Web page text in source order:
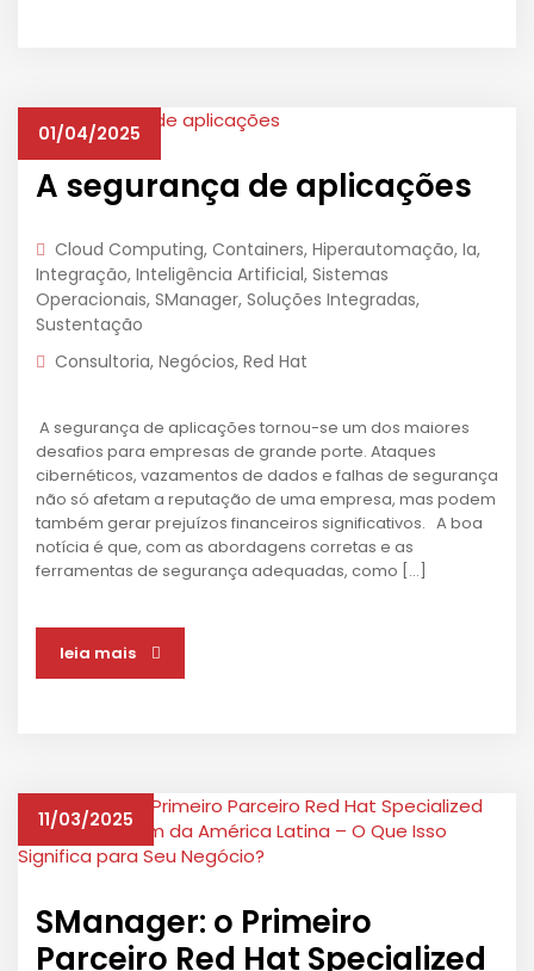
01/04/2025
A segurança de aplicações
Cloud Computing, Containers, Hiperautomação, Ia,
Integração, Inteligência Artificial, Sistemas
Operacionais, SManager, Soluções Integradas,
Sustentação
Consultoria, Negócios, Red Hat
A segurança de aplicações tornou-se um dos maiores
desafios para empresas de grande porte. Ataques
cibernéticos, vazamentos de dados e falhas de segurança
não só afetam a reputação de uma empresa, mas podem
também gerar prejuízos financeiros significativos. A boa
notícia é que, com as abordagens corretas e as
ferramentas de segurança adequadas, como […]
leia mais
11/03/2025
SManager: o Primeiro
Parceiro Red Hat Specialized